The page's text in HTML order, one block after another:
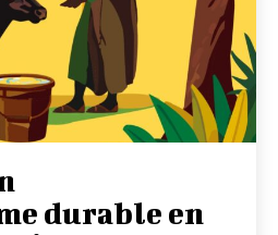
durable en